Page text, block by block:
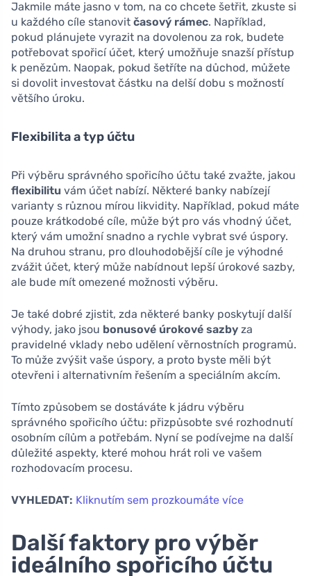
Jakmile máte jasno v tom, na co chcete šetřit, zkuste si
u každého cíle stanovit časový rámec. Například,
pokud plánujete vyrazit na dovolenou za rok, budete
potřebovat spořicí účet, který umožňuje snazší přístup
k penězům. Naopak, pokud šetříte na důchod, můžete
si dovolit investovat částku na delší dobu s možností
většího úroku.
Flexibilita a typ účtu
Při výběru správného spořicího účtu také zvažte, jakou
flexibilitu vám účet nabízí. Některé banky nabízejí
varianty s různou mírou likvidity. Například, pokud máte
pouze krátkodobé cíle, může být pro vás vhodný účet,
který vám umožní snadno a rychle vybrat své úspory.
Na druhou stranu, pro dlouhodobější cíle je výhodné
zvážit účet, který může nabídnout lepší úrokové sazby,
ale bude mít omezené možnosti výběru.
Je také dobré zjistit, zda některé banky poskytují další
výhody, jako jsou bonusové úrokové sazby za
pravidelné vklady nebo udělení věrnostních programů.
To může zvýšit vaše úspory, a proto byste měli být
otevřeni i alternativním řešením a speciálním akcím.
Tímto způsobem se dostáváte k jádru výběru
správného spořicího účtu: přizpůsobte své rozhodnutí
osobním cílům a potřebám. Nyní se podívejme na další
důležité aspekty, které mohou hrát roli ve vašem
rozhodovacím procesu.
VYHLEDAT: Kliknutím sem prozkoumáte více
Další faktory pro výběr
ideálního spořicího účtu